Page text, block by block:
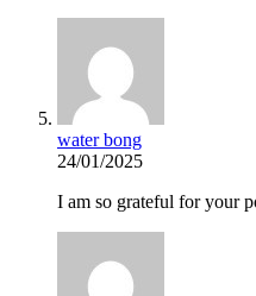
water bong
24/01/2025
I am so grateful for your